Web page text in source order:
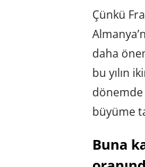
Çünkü
daha
bu yılın
dönemde
büyüme
Buna